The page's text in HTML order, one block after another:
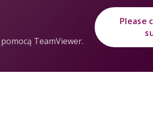
TeamViewer.
Please